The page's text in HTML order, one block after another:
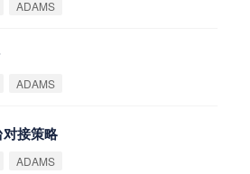
ADAMS
ADAMS
接策略
ADAMS